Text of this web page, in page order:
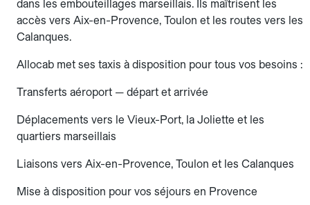
dans les embouteillages marseillais. Ils maîtrisent les
accès vers Aix-en-Provence, Toulon et les routes vers les
Calanques.
Allocab met ses taxis à disposition pour tous vos besoins :
Transferts aéroport — départ et arrivée
Déplacements vers le Vieux-Port, la Joliette et les
quartiers marseillais
Liaisons vers Aix-en-Provence, Toulon et les Calanques
Mise à disposition pour vos séjours en Provence